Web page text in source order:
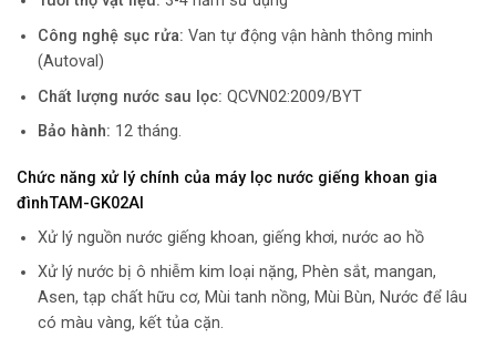
Công nghệ sục rửa: Van tự động vận hành thông minh
(Autoval)
Chất lượng nước sau lọc: QCVN02:2009/BYT
Bảo hành: 12 tháng.
Chức năng xử lý chính của máy lọc nước giếng khoan gia
đìnhTAM -GK02AI
Xử lý nguồn nước giếng khoan, giếng khơi, nước ao hồ
Xử lý nước bị ô nhiễm kim loại nặng, Phèn sắt, mangan,
Asen, tạp chất hữu cơ, Mùi tanh nồng, Mùi Bùn, Nước để lâu
có màu vàng, kết tủa cặn.